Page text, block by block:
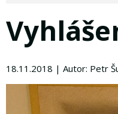
18.11.2018 | Autor: Petr